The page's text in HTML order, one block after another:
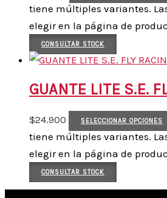
tiene múltiples variantes.
elegir en la página de
CONSULTAR STOCK
GUANTE LITE S.E.
$24.900 SELECCIONAR OPCIONES
tiene múltiples variantes.
elegir en la página de
CONSULTAR STOCK